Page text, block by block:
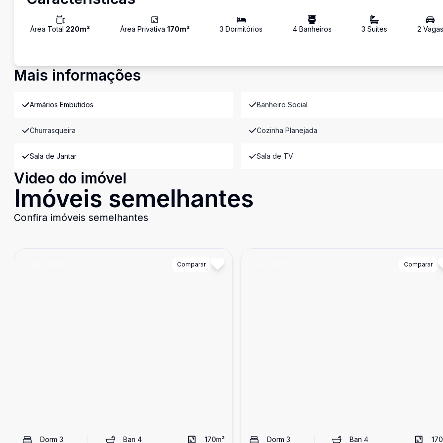
Área Total 220m² Área Privativa 170m² 3 Dormitórios 4Banheiros 3 Suítes 2 Vagas
Mais informações
Armários Embutidos Banheiro Social
Churrasqueira Cozinha Planejada
Sala de Jantar Sala de TV
Video do imóvel
Imóveis semelhantes
Confira imóveis semelhantes
Comparar
Dorm 3 Ban 4 170m²
Comparar
Dorm 3 Ban4 170